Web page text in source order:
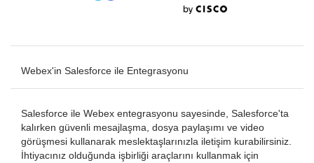
Webex'in Salesforce ile Entegrasyonu
Salesforce ile Webex entegrasyonu sayesinde, Salesforce'ta
kalırken güvenli mesajlaşma, dosya paylaşımı ve video
görüşmesi kullanarak meslektaşlarınızla iletişim kurabilirsiniz.
İhtiyacınız olduğunda işbirliği araçlarını kullanmak için